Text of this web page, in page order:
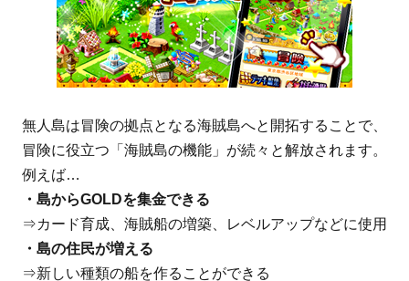
無人島は冒険の拠点となる海賊島へと開拓することで、
冒険に役立つ「海賊島の機能」が続々と解放されます。
例えば…
・島からGOLDを集金できる
⇒カード育成、海賊船の増築、レベルアップなどに使用
・島の住民が増える
⇒新しい種類の船を作ることができる